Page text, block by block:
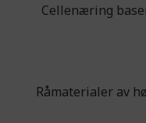
Cellenæring
Råmaterialer av